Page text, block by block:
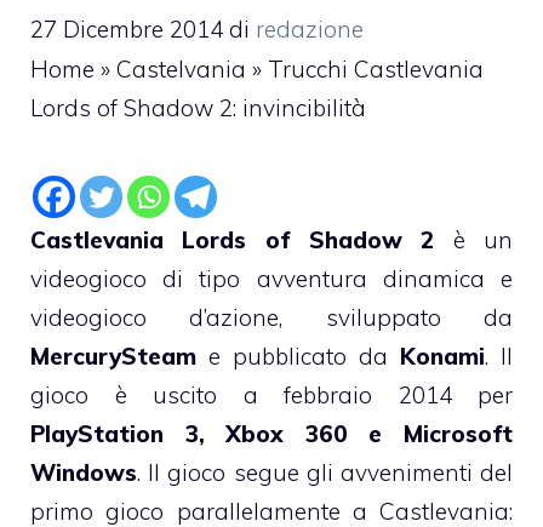
27 Dicembre 2014 di redazione
Home » Castelvania » Trucchi Castlevania
Lords of Shadow 2: invincibilità
Castlevania Lords of Shadow 2 è un
videogioco di tipo avventura dinamica e
videogioco d’azione, sviluppato da
MercurySteam e pubblicato da Konami. Il
gioco è uscito a febbraio 2014 per
PlayStation 3, Xbox 360 e Microsoft
Windows. Il gioco segue gli avvenimenti del
primo gioco parallelamente a Castlevania: